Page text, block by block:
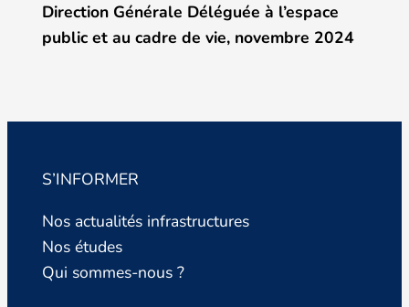
Direction Générale Déléguée à l’espace
public et au cadre de vie, novembre 2024
S’INFORMER
Nos actualités infrastructures
Nos études
Qui sommes-nous ?